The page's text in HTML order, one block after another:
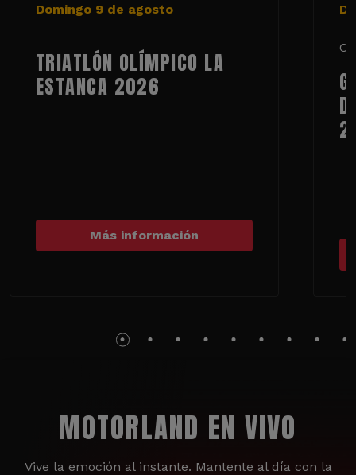
Domingo 9 de agosto
TRIATLÓN OLÍMPICO LA
ESTANCA 2026
Más información
MOTORLAND EN VIVO
Vive la emoción al instante. Mantente al día con la